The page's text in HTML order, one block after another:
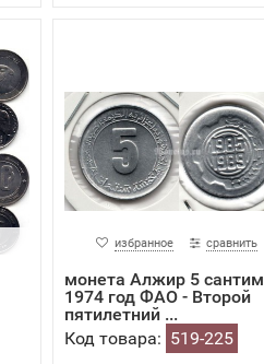
избранное сравнить
монета Алжир 5
1974 год ФАО - Второй
пятилетний ...
Код товара: 519-225